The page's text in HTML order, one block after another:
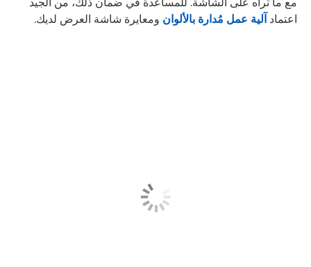
مع ما تراه على الشاشة. للمساعدة في ضمان ذلك، من الجيد
اعتماد آلية عمل مُدارة بالألوان ومعايرة شاشة العرض لديك.